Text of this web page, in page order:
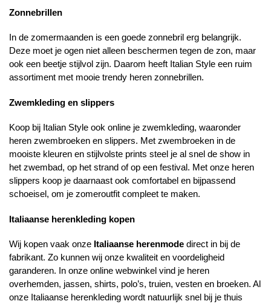
Zonnebrillen
In de zomermaanden is een goede zonnebril erg belangrijk.
Deze moet je ogen niet alleen beschermen tegen de zon, maar
ook een beetje stijlvol zijn. Daarom heeft Italian Style een ruim
assortiment met mooie trendy heren zonnebrillen.
Zwemkleding en slippers
Koop bij Italian Style ook online je zwemkleding, waaronder
heren zwembroeken en slippers. Met zwembroeken in de
mooiste kleuren en stijlvolste prints steel je al snel de show in
het zwembad, op het strand of op een festival. Met onze heren
slippers koop je daarnaast ook comfortabel en bijpassend
schoeisel, om je zomeroutfit compleet te maken.
Italiaanse herenkleding kopen
Wij kopen vaak onze Italiaanse herenmode direct in bij de
fabrikant. Zo kunnen wij onze kwaliteit en voordeligheid
garanderen. In onze online webwinkel vind je heren
overhemden, jassen, shirts, polo’s, truien, vesten en broeken. Al
onze Italiaanse herenkleding wordt natuurlijk snel bij je thuis